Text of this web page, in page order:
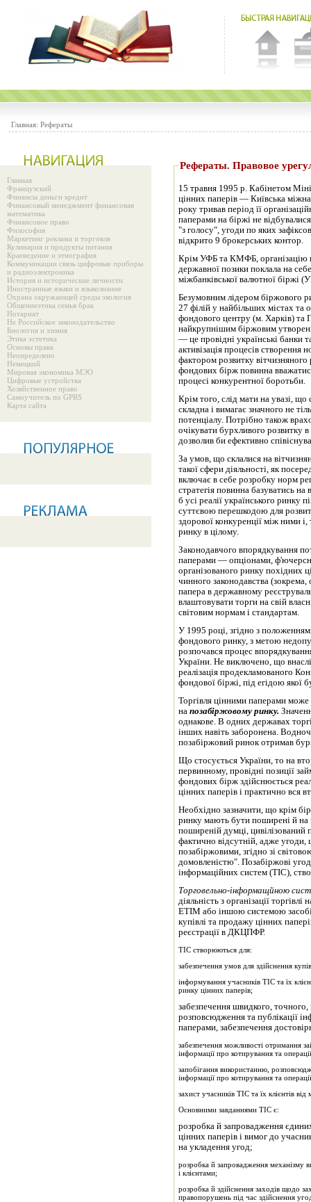
Главная: Рефераты
Главная
Французский
Финансы деньги кредит
Финансовый менеджмент финансовая
математика
Финансовое право
Философия
Маркетинг реклама и торговля
Кулинария и продукты питания
Краеведение и этнография
Коммуникации связь цифровые приборы
и радиоэлектроника
История и исторические личности
Иностранные языки и языкознание
Охрана окружающей среды экология
Общениеэтика семья брак
Нотариат
Не Российское законодательство
Биология и химия
Этика эстетика
Основы права
Неопределено
Немецкий
Мировая экономика МЭО
Цифровые устройства
Хозяйственное право
Самоучитель по GPRS
Карта сайта
Рефераты.
15 травня 1995 р. Кабінетом
цінних паперів — Київська
року тривав період її
паперами на біржі не
"з голосу", угоди по яких
відкрито 9 брокерських контор.
Крім УФБ та КМФБ, організацію
державної позики поклала на
міжбанківської ва­лютної біржі
Безумовним лідером біржового
27 філій у найбільших містах та
фондового центру (м. Харків) та
найкрупнішим біржовим
— це провідні українські банки
активізація процесів створення
фактором розвитку
фондових бірж повинна
процесі конкурентної боротьби.
Крім того, слід мати на увазі,
складна і вимагає значного не
потенціалу. Потрібно також
очікувати бурхливого розвитку
дозволив би ефективно
За умов, що склалися на
такої сфери діяльності, як
включає в себе розробку норм
стратегія повинна базуватись на
б усі реалії українського ринку
суттєвою перешкодою для
здорової конкуренції між ними
ринку в цілому.
Законодавчого впорядкування
паперами — опціонами,
організованого ринку похідних
чинного законодавства (зокрема,
папера в державному
влаштовувати торги на свій
світовим нормам і стандартам.
У 1995 році, згідно з
фондового ринку, з метою
розпочався процес
України. Не виключено, що
реалізація продекламованого
фондової біржі, під егідою якої
Торгівля цінними паперами
на позабіржовому ринку.
однакове. В одних державах
інших навіть заборонена.
позабіржовий ринок отримав
Що стосується України, то на
первинному, провідні позиції
фондових бірж здійс­нюється
цінних паперів і практично вся
Необхідно зазначити, що крім
ринку мають бути поширені й на
поширеній думці, цивілізований
фактично відсутній, адже угоди,
позабіржовими, згідно зі
домовленістю". Позабіржові
інформаційних систем (ТІС),
Торговельно-інформащйною
діяльність з організації
ЕТІМ або іншою системою
купівлі та продажу цінних
реєстрації в ДКЦПФР.
ТІС створюються для:
забезпечення умов для здійснення
інформування учасників ТІС та їх
ринку цінних паперів;
забезпечення швидкого,
розповсюдження та публікації
паперами, забезпечення
забезпечення можливості отримання
інформації про котирування та
запобігання використанню,
інформації про котирування та
захист учасників ТІС та їх клієнтів
Основними завданнями ТІС є:
розробка й запровадження
цінних паперів і вимог до
на укладення угод;
розробка й запровадження механізму
і клієнтами;
розробка й здійснення заходів щодо
правопорушень під час здійснення